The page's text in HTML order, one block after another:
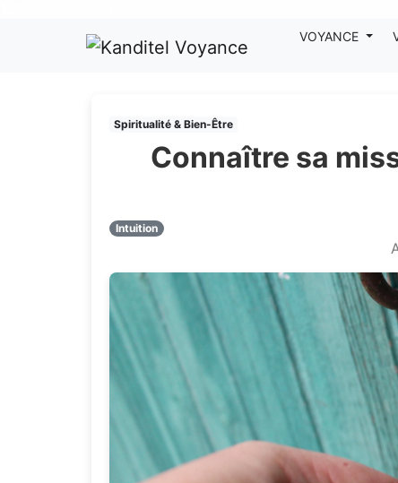
VOYANCE
Spiritualité & Bien-Être
Connaître sa
Intuition